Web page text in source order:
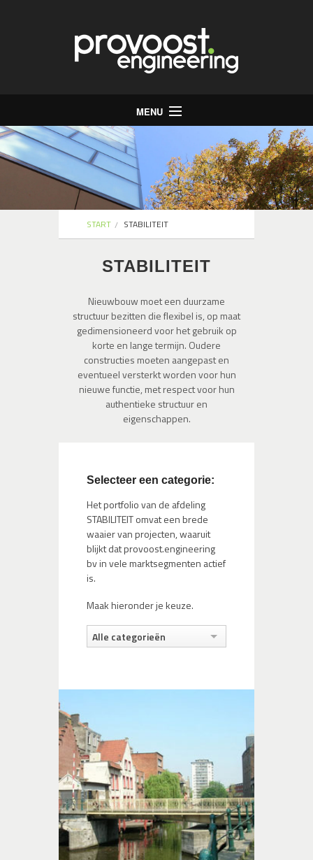
MENU
Start
Bureau
Infrastructuur
START STABILITEIT
STABILITEIT
Nieuwbouw moet een duurzame
structuur bezitten die flexibel is, op maat
gedimensioneerd voor het gebruik op
korte en lange termijn. Oudere
constructies moeten aangepast en
eventueel versterkt worden voor hun
nieuwe functie, met respect voor hun
authentieke structuur en
eigenschappen.
Selecteer een categorie:
Het portfolio van de afdeling
STABILITEIT omvat een brede
waaier van projecten, waaruit
blijkt dat provoost.engineering
bv in vele marktsegmenten actief
is.
Maak hieronder je keuze.
Alle categorieën